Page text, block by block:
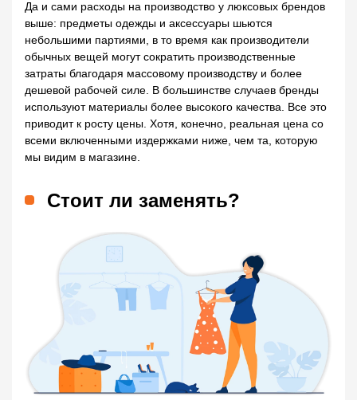
Да и сами расходы на производство у люксовых брендов
выше: предметы одежды и аксессуары шьются
небольшими партиями, в то время как производители
обычных вещей могут сократить производственные
затраты благодаря массовому производству и более
дешевой рабочей силе. В большинстве случаев бренды
используют материалы более высокого качества. Все это
приводит к росту цены. Хотя, конечно, реальная цена со
всеми включенными издержками ниже, чем та, которую
мы видим в магазине.
Стоит ли заменять?